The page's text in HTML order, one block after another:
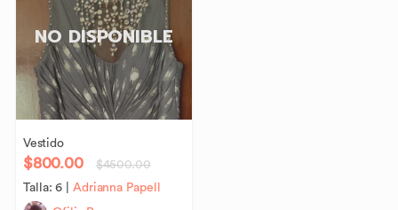
NO DISPONIBLE
Vestido
$800.00
$4500.00
Talla:6
Adrianna Papell